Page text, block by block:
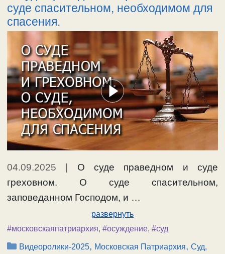
суде спасительном, необходимом для
спасения.
04.09.2025 | О суде праведном и суде
греховном. О суде спасительном,
заповеданном Господом, и …
развернуть
#московскаяпатриархия, #осуждение, #суд
Рубрики
Видеоролики-2025, Московская Патриархия,Суд,